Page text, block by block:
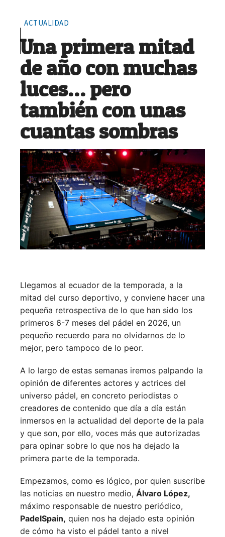
ACTUALIDAD
Una primera mitad
de año con muchas
luces… pero
también con unas
cuantas sombras
Llegamos al ecuador de la temporada, a la
mitad del curso deportivo, y conviene hacer una
pequeña retrospectiva de lo que han sido los
primeros 6-7 meses del pádel en 2026, un
pequeño recuerdo para no olvidarnos de lo
mejor, pero tampoco de lo peor.
A lo largo de estas semanas iremos palpando la
opinión de diferentes actores y actrices del
universo pádel, en concreto periodistas o
creadores de contenido que día a día están
inmersos en la actualidad del deporte de la pala
y que son, por ello, voces más que autorizadas
para opinar sobre lo que nos ha dejado la
primera parte de la temporada.
Empezamos, como es lógico, por quien suscribe
las noticias en nuestro medio, Álvaro López,
máximo responsable de nuestro periódico,
PadelSpain, quien nos ha dejado esta opinión
de cómo ha visto el pádel tanto a nivel